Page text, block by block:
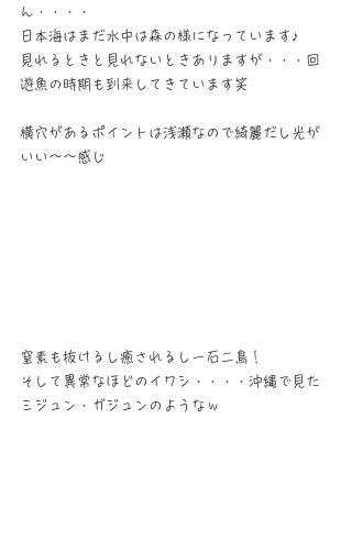
ん・・・・
日本海はまだ水中は森の様になっています♪
見れるときと見れないときありますが・・・回
遊魚の時期も到来してきています笑
横穴があるポイントは浅瀬なので綺麗だし光が
いい～～感じ
窒素も抜けるし癒されるし一石二鳥！
そして異常なほどのイワシ・・・・沖縄で見た
ミジュン・ガジュンのようなｗ